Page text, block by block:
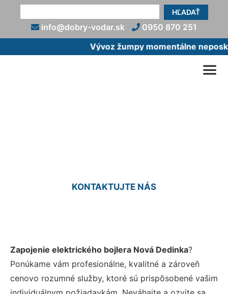
HĽADAŤ
info@dobry-vodar.sk
0950 870 251
Vývoz žumpy momentálne
KONTAKTUJTE NÁS
Zapojenie elektrického bojlera Nová Dedinka?
Ponúkame vám profesionálne, kvalitné a zároveň
cenovo rozumné služby, ktoré sú prispôsobené vašim